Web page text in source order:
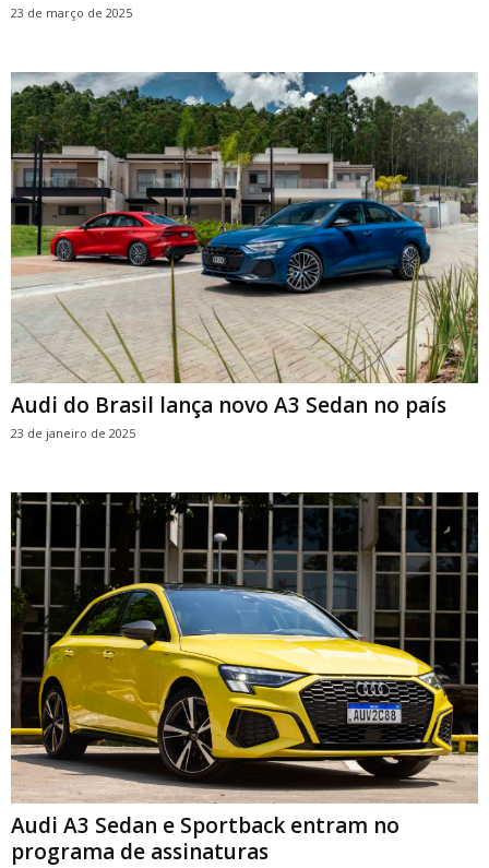
23 de março de 2025
Audi do Brasil lança novo A3 Sedan no país
23 de janeiro de 2025
Audi A3 Sedan e Sportback entram no
programa de assinaturas